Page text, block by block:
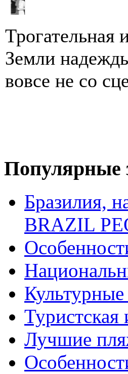
Трогательная
Земли
вовсе не со
Популярные
Бразилия,
BRAZIL
Туристская
Лучшие